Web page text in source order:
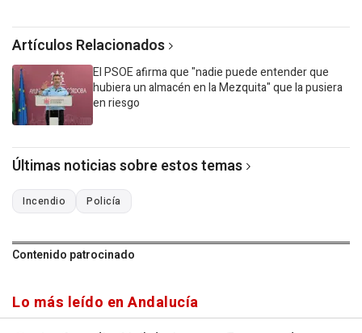
Artículos Relacionados
El PSOE afirma que "nadie puede entender que
hubiera un almacén en la Mezquita" que la pusiera
en riesgo
Últimas noticias sobre estos temas
Incendio Policía
Contenido patrocinado
Lo más leído en Andalucía